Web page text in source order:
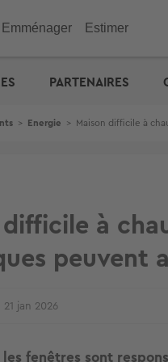
: capacité d'emprunt
maison
prêt � taux zéro
Emménager Estimer
appartementPARTENAIRES
> Energie > Maison difficile à
à
peuvent
21 jan 2026
les fenêtres sont